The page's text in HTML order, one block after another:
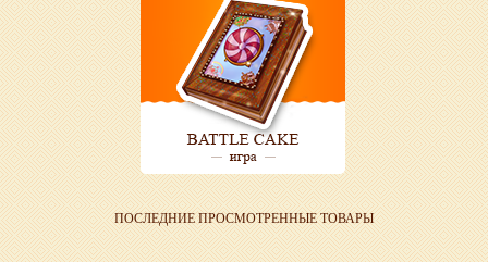
ПОСЛЕДНИЕ ПРОСМОТРЕННЫЕ ТОВАРЫ